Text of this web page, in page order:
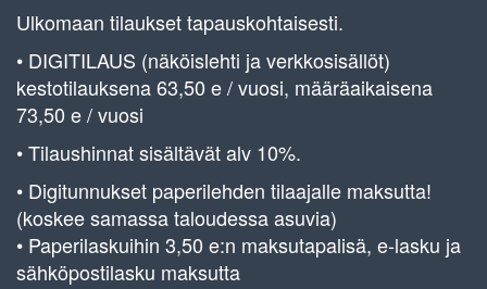
Ulkomaan tilaukset tapauskohtaisesti.
• DIGITILAUS (näköislehti ja verkkosisällöt)
kestotilauksena 63,50 e / vuosi, määräaikaisena
73,50 e / vuosi
• Tilaushinnat sisältävät alv 10%.
• Digitunnukset paperilehden tilaajalle maksutta!
(koskee samassa taloudessa asuvia)
• Paperilaskuihin 3,50 e:n maksutapalisä, e-lasku ja
sähköpostilasku maksutta